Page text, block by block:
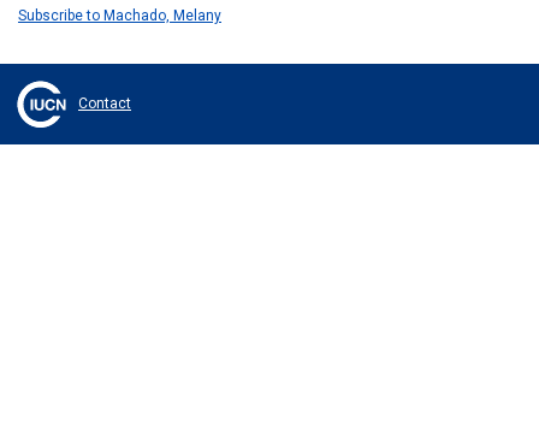
Subscribe to Machado, Melany
Contact